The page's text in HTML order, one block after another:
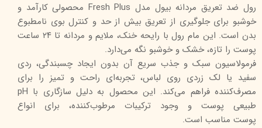
رول ضد تعریق مردانه بیول مدل Fresh Plus محصولی کارآمد و
خوشبو برای جلوگیری از تعریق بیش از حد و کنترل بوی نامطبوع
بدن است. این مام رول با رایحه خنک، ملایم و مردانه تا ۲۴ ساعت
پوست را تازه، خشک و خوشبو نگه می‌دارد.
فرمولاسیون سبک و جذب سریع آن بدون ایجاد چسبندگی، ردی
سفید یا لک زردی روی لباس، تجربه‌ای راحت و تمیز را برای
مصرف‌کننده فراهم می‌کند. این محصول به دلیل سازگاری با pH
طبیعی پوست و وجود ترکیبات مرطوب‌کننده، برای انواع
پوست مناسب است.